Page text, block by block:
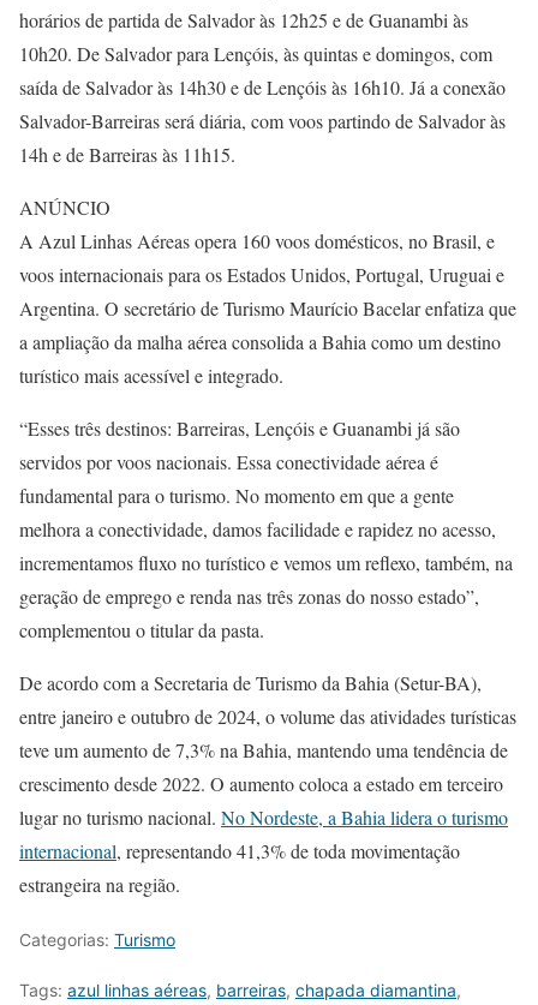
horários de partida de Salvador às 12h25 e de Guanambi às
10h20. De Salvador para Lençóis, às quintas e domingos, com
saída de Salvador às 14h30 e de Lençóis às 16h10. Já a conexão
Salvador-Barreiras será diária, com voos partindo de Salvador às
14h e de Barreiras às 11h15.
ANÚNCIO
A Azul Linhas Aéreas opera 160 voos domésticos, no Brasil, e
voos internacionais para os Estados Unidos, Portugal, Uruguai e
Argentina. O secretário de Turismo Maurício Bacelar enfatiza que
a ampliação da malha aérea consolida a Bahia como um destino
turístico mais acessível e integrado.
“Esses três destinos: Barreiras, Lençóis e Guanambi já são
servidos por voos nacionais. Essa conectividade aérea é
fundamental para o turismo. No momento em que a gente
melhora a conectividade, damos facilidade e rapidez no acesso,
incrementamos fluxo no turístico e vemos um reflexo, também, na
geração de emprego e renda nas três zonas do nosso estado”,
complementou o titular da pasta.
De acordo com a Secretaria de Turismo da Bahia (Setur-BA),
entre janeiro e outubro de 2024, o volume das atividades turísticas
teve um aumento de 7,3% na Bahia, mantendo uma tendência de
crescimento desde 2022. O aumento coloca a estado em terceiro
lugar no turismo nacional. No Nordeste, a Bahia lidera o turismo
internacional, representando 41,3% de toda movimentação
estrangeira na região.
Categorias: Turismo
Tags: azul linhas aéreas, barreiras, chapada diamantina,